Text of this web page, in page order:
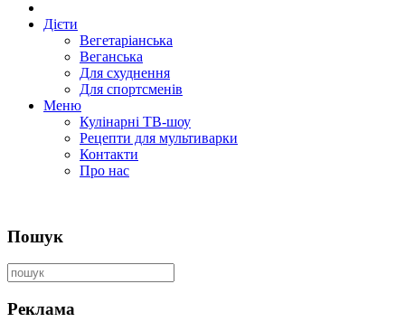
Дієти
Вегетаріанська
Веганська
Для схуднення
Для спортсменів
Меню
Кулінарні ТВ-шоу
Рецепти для мультиварки
Контакти
Про нас
Пошук
Реклама